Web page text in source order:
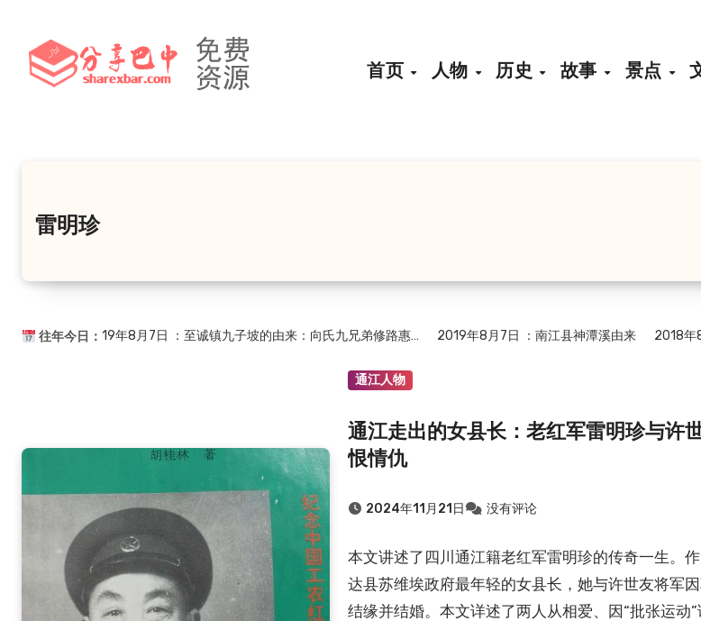
首页 人物 历史 故事 景点
雷明珍
往年今日：
世良方 2019年8月7日：至诚镇九子坡的由来：向氏九兄弟修路惠… 2019年8月7日：南江县神潭溪由来 2018年8
通江人物
通江走出的女县长：老红军雷明珍与许
恨情仇
2024年11月21日 没有评论
本文讲述了四川通江籍老红军雷明珍的传奇一生。
达县苏维埃政府最年轻的女县长，她与许世友将军
结缘并结婚。本文详述了两人从相爱、因“批张运动”